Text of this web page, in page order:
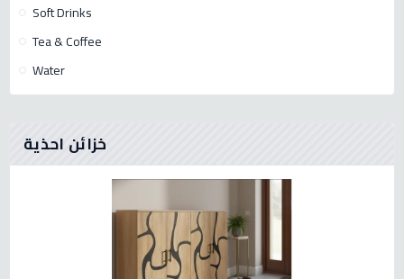
Soft Drinks
Tea & Coffee
Water
خزائن احذية